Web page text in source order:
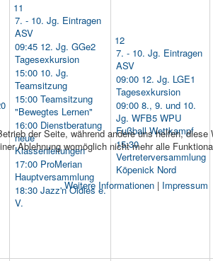
11
7. - 10. Jg. Eintragen
ASV
09:45 12. Jg. GGe2
Tagesexkursion
15:00 10. Jg.
Teamsitzung
15:00 Teamsitzung
"Bewegtes Lernen"
16:00 Dienstberatung
neue
Klassenleitungen
17:00 ProMerian
Hauptversammlung
18:30 Jazz'n Oldies e.
V.
12
7. - 10. Jg. Eintragen
ASV
09:00 12. Jg. LGE1
Tagesexkursion
09:00 8., 9. und 10.
Jg. WFB5 WPU
Fußball Wettkampf
15:30
Vertreterversammlung
Köpenick Nord
der Seite, während andere uns helfen,
Ablehnung womöglich nicht mehr alle
Weitere Informationen| Impressum